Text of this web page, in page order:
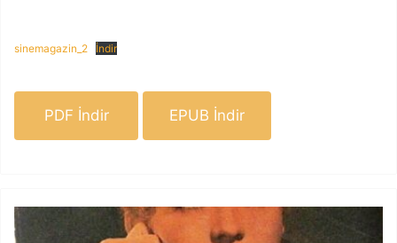
sinemagazin_2 İndir
PDF İndir EPUB İndir